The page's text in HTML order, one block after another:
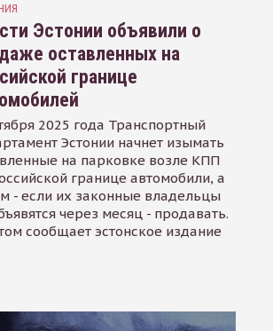
Эстонии объявили о
оставленных на
границе
2025 года Транспортный
Эстонии начнет изымать
на парковке возле КПП
границе автомобили, а
- если их законные владельцы
через месяц - продавать.
сообщает эстонское издание